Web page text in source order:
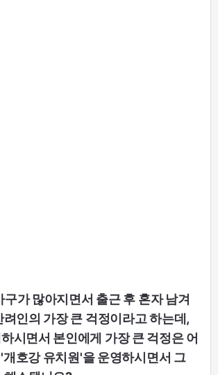
구가 많아지면서 출근 후 혼자 남겨
려인의 가장 큰 걱정이라고 하는데,
시면서 본인에게 가장 큰 걱정은 어
개호강 유치원'을 운영하시면서 그